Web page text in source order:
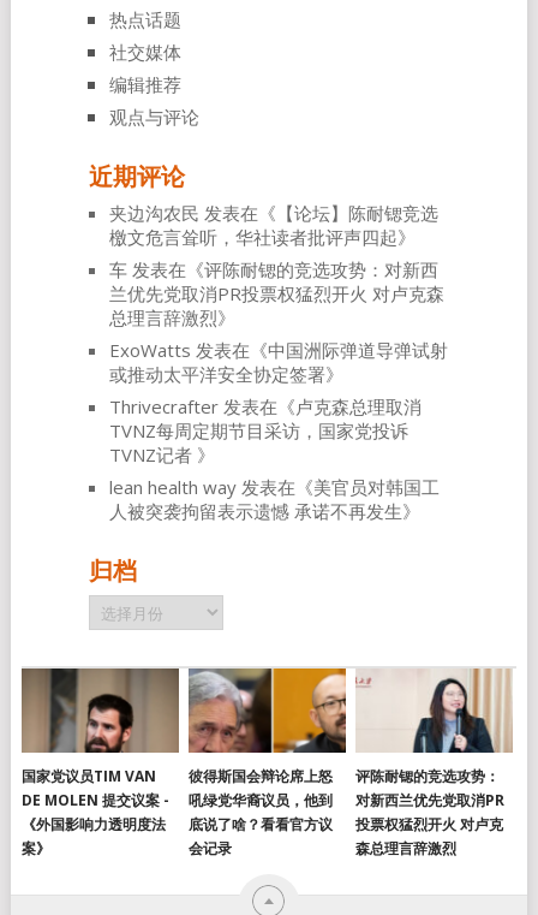
热点话题
社交媒体
编辑推荐
观点与评论
近期评论
夹边沟农民 发表在《 【论坛】陈耐锶竞选
檄文危言耸听，华社读者批评声四起》
车发表在《评陈耐锶的竞选攻势：对新西
兰优先党取消PR投票权猛烈开火 对卢克森
总理言辞激烈》
ExoWatts 发表在《中国洲际弹道导弹试射
或推动太平洋安全协定签署》
Thrivecrafter发表在《卢克森总理取消
TVNZ每周定期节目采访，国家党投诉
TVNZ记者 》
lean health way发表在《美官员对韩国工
人被突袭拘留表示遗憾 承诺不再发生》
归档
归
档
国家党议员TIM VAN
DE MOLEN 提交议案 -
《外国影响力透明度法
案》
彼得斯国会辩论席上怒
吼绿党华裔议员，他到
底说了啥？看看官方议
会记录
评陈耐锶的竞选攻势：
对新西兰优先党取消PR
投票权猛烈开火 对卢克
森总理言辞激烈